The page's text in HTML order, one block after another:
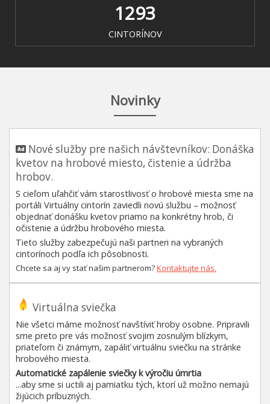
1293
CINTORÍNOV
Novinky
Nové služby pre našich návštevníkov: Donáška
kvetov na hrobové miesto, čistenie a údržba
hrobov.
S cieľom uľahčiť vám starostlivosť o hrobové miesta sme na
portáli Virtuálny cintorín zaviedli novú službu – možnosť
objednať donášku kvetov priamo na konkrétny hrob, či
očistenie a údržbu hrobového miesta.
Tieto služby zabezpečujú naši partneri na vybraných
cintorínoch podľa ich pôsobnosti.
Chcete sa aj vy stať našim partnerom?Kontaktujte nás.
Virtuálna sviečka
Nie všetci máme možnosť navštíviť hroby osobne. Pripravili
sme preto pre vás možnosť svojim zosnulým blízkym,
priateľom či známym, zapáliť virtuálnu sviečku na stránke
hrobového miesta.
Automatické zapálenie sviečky k výročiu úmrtia
...aby sme si uctili aj pamiatku tých, ktorí už možno nemajú
žijúcich príbuzných.